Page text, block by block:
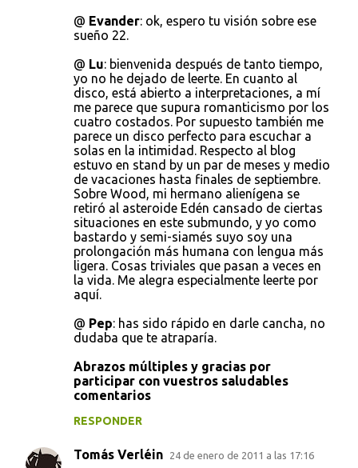
@ Evander: ok, espero tu visión sobre ese
sueño 22.
@ Lu: bienvenida después de tanto tiempo,
yo no he dejado de leerte. En cuanto al
disco, está abierto a interpretaciones, a mí
me parece que supura romanticismo por los
cuatro costados. Por supuesto también me
parece un disco perfecto para escuchar a
solas en la intimidad. Respecto al blog
estuvo en stand by un par de meses y medio
de vacaciones hasta finales de septiembre.
Sobre Wood, mi hermano alienígena se
retiró al asteroide Edén cansado de ciertas
situaciones en este submundo, y yo como
bastardo y semi-siamés suyo soy una
prolongación más humana con lengua más
ligera. Cosas triviales que pasan a veces en
la vida. Me alegra especialmente leerte por
aquí.
@ Pep: has sido rápido en darle cancha, no
dudaba que te atraparía.
Abrazos múltiples y gracias por
participar con vuestros saludables
comentarios
RESPONDER
Tomás Verléin 24 de enero de 2011 a las 17:16